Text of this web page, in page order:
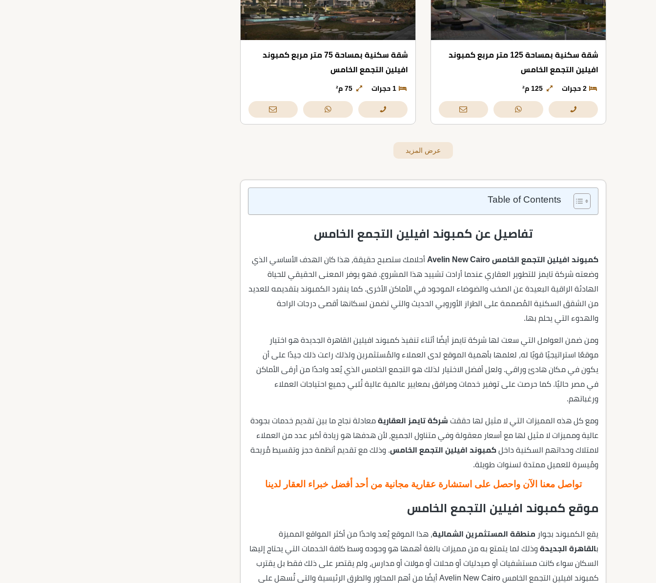
شقة سكنية بمساحة 125 متر مربع كمبوند
افيلين التجمع الخامس
2 حجرات 125 م²
شقة سكنية بمساحة 75 متر مربع كمبوند
افيلين التجمع الخامس
1 حجرات 75 م²
عرض المزيد
Table of Contents
تفاصيل عن كمبوند افيلين التجمع الخامس
كمبوند افيلين التجمع الخامس Avelin New Cairo
أحلامك ستصبح حقيقة، هذا كان الهدف الأساسي الذي
وضعته شركة تايمز للتطوير العقاري عندما أرادت تشييد هذا المشروع. فهو يوفر المعنى الحقيقي للحياة
الهادئة الراقية البعيدة عن الصخب والضوضاء الموجود في الأماكن الأخرى. كما ينفرد الكمبوند بتقديمه للعديد
من الشقق السكنية المُصممة على الطراز الأوروبي الحديث والتي تضمن لسكانها أقصى درجات الراحة
والهدوء التي يحلم بها.
ومن ضمن العوامل التي سعت لها شركة تايمز أيضًا أثناء تنفيذ كمبوند افيلين القاهرة الجديدة هو اختيار
موقعًا استراتيجيًا قويًا له، لعلمها بأهمية الموقع لدى العملاء والمُستثمرين ولذلك راعت ذلك جيدًا على أن
يكون في مكان هادئ وراقي. ولعل أفضل الاختيار لذلك هو التجمع الخامس الذي يُعد واحدًا من أرقى الأماكن
في مصر حاليًا. كما حرصت على توفير خدمات ومرافق بمعايير عالمية عالية تُلبي جميع احتياجات العملاء
ورغباتهم.
ومع كل هذه المميزات التي لا مثيل لها حققت شركة تايمز العقارية معادلة نجاح ما بين تقديم خدمات بجودة
عالية ومميزات لا مثيل لها مع أسعار معقولة وفي متناول الجميع، لأن هدفها هو زيادة أكبر عدد من العملاء
لامتلاك وحداتهم السكنية داخل كمبوند افيلين التجمع الخامس. وذلك مع تقديم أنظمة حجز وتقسيط مُريحة
ومُيسرة للعميل ممتدة لسنوات طويلة.
تواصل معنا الآن واحصل على استشارة عقارية مجانية من أحد أفضل خبراء العقار لدينا
موقع كمبوند افيلين التجمع الخامس
يقع الكمبوند بجوار منطقة المستثمرين الشمالية، هذا الموقع يُعد واحدًا من أكثر المواقع المميزة
بالقاهرة الجديدة وذلك لما يتمتع به من مميزات بالغة أهمها هو وجوده وسط كافة الخدمات التي يحتاج إليها
السكان سواء كانت مستشفيات أو صيدليات أو محلات أو مولات أو مدارس، ولم يقتصر على ذلك فقط بل يقترب
كمبوند افيلين التجمع الخامس Avelin New Cairo أيضًا من أهم المحاور والطرق الرئيسية والتي تُسهل على